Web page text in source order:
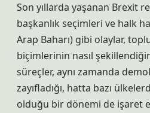
Son yıllarda yaşanan Brexit
başkanlık seçimleri ve halk
Arap Baharı) gibi olaylar,
biçimlerinin nasıl
süreçler, aynı zamanda
zayıfladığı, hatta bazı
olduğu bir dönemi de işaret